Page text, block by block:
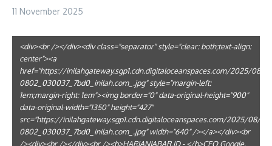
11 November 2025
<div><br /></div><div class="separator" style="clear: both;text-align:
center"><a
href="https://inilahgateway.sgp1.cdn.digitaloceanspaces.com/2025/08/
0802_030037_7bd0_inilah.com_.jpg" style="margin-left:
1em;margin-right: 1em"><img border="0" data-original-height="900"
data-original-width="1350" height="427"
src="https://inilahgateway.sgp1.cdn.digitaloceanspaces.com/2025/08/
0802_030037_7bd0_inilah.com_.jpg" width="640" /></a></div><br
/><div><br /></div><br /><b>HARIANJABAR.ID - </b>CEO Google,